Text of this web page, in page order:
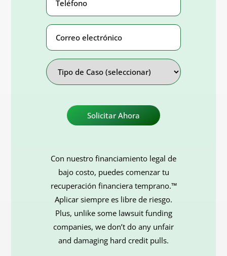
Number(Obligatorio)
Correo
electrónico
Address
Tipo
de
Caso
Con nuestro financiamiento legal de
bajo costo, puedes comenzar tu
recuperación financiera temprano.™
Aplicar siempre es libre de riesgo.
Plus, unlike some lawsuit funding
companies, we don’t do any unfair
and damaging hard credit pulls.